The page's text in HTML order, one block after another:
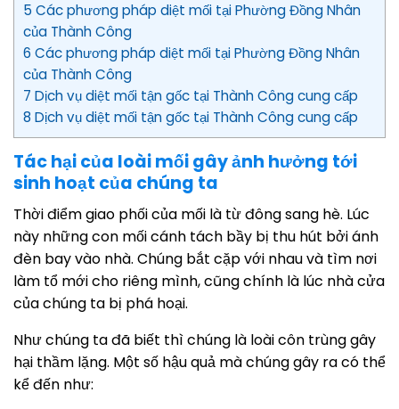
5 Các phương pháp diệt mối tại Phường Đồng Nhân
của Thành Công
6 Các phương pháp diệt mối tại Phường Đồng Nhân
của Thành Công
7 Dịch vụ diệt mối tận gốc tại Thành Công cung cấp
8 Dịch vụ diệt mối tận gốc tại Thành Công cung cấp
Tác hại của loài mối gây ảnh hưởng tới
sinh hoạt của chúng ta
Thời điểm giao phối của mối là từ đông sang hè. Lúc
này những con mối cánh tách bầy bị thu hút bởi ánh
đèn bay vào nhà. Chúng bắt cặp với nhau và tìm nơi
làm tổ mới cho riêng mình, cũng chính là lúc nhà cửa
của chúng ta bị phá hoại.
Như chúng ta đã biết thì chúng là loài côn trùng gây
hại thầm lặng. Một số hậu quả mà chúng gây ra có thể
kể đến như: